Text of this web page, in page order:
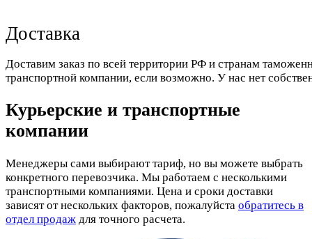
Доставка
Доставим заказ по всей территории РФ и странам
транспортной компании, если возможно. У нас нет
Курьерские и транспортные
компании
Менеджеры сами выбирают тариф, но вы можете выбрать
конкретного перевозчика. Мы работаем с несколькими
транспортными компаниями. Цена и сроки доставки
зависят от нескольких факторов, пожалуйста обратитесь в
отдел продаж для точного расчета.